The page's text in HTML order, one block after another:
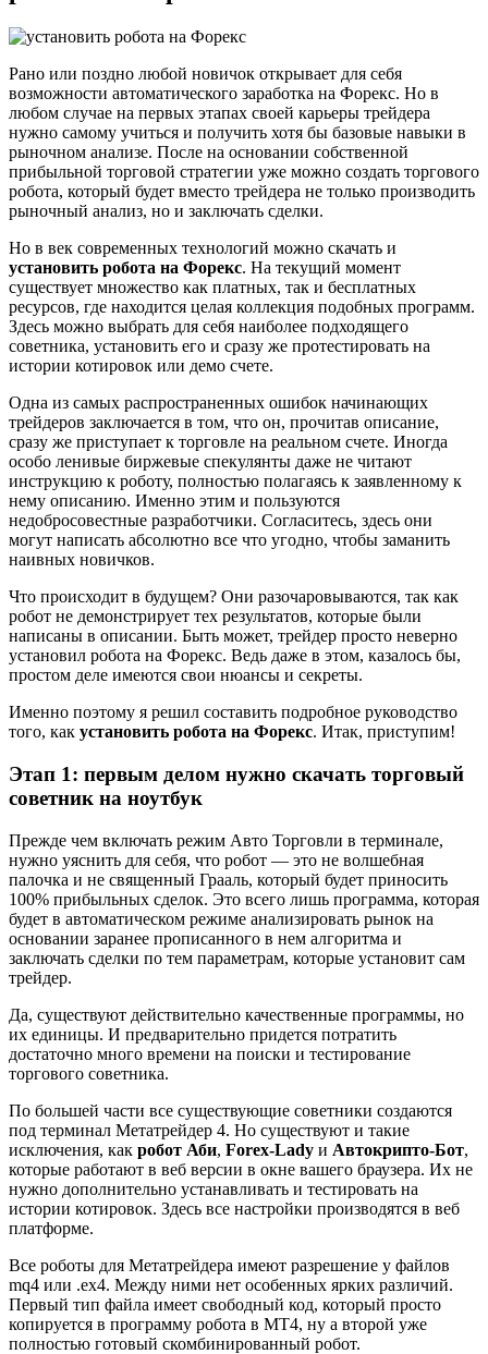
Рано или поздно любой новичок открывает для себя
возможности автоматического заработка на Форекс. Но в
любом случае на первых этапах своей карьеры трейдера
нужно самому учиться и получить хотя бы базовые навыки в
рыночном анализе. После на основании собственной
прибыльной торговой стратегии уже можно создать торгового
робота, который будет вместо трейдера не только производить
рыночный анализ, но и заключать сделки.
Но в век современных технологий можно скачать и
установить робота на Форекс. На текущий момент
существует множество как платных, так и бесплатных
ресурсов, где находится целая коллекция подобных программ.
Здесь можно выбрать для себя наиболее подходящего
советника, установить его и сразу же протестировать на
истории котировок или демо счете.
Одна из самых распространенных ошибок начинающих
трейдеров заключается в том, что он, прочитав описание,
сразу же приступает к торговле на реальном счете. Иногда
особо ленивые биржевые спекулянты даже не читают
инструкцию к роботу, полностью полагаясь к заявленному к
нему описанию. Именно этим и пользуются
недобросовестные разработчики. Согласитесь, здесь они
могут написать абсолютно все что угодно, чтобы заманить
наивных новичков.
Что происходит в будущем? Они разочаровываются, так как
робот не демонстрирует тех результатов, которые были
написаны в описании. Быть может, трейдер просто неверно
установил робота на Форекс. Ведь даже в этом, казалось бы,
простом деле имеются свои нюансы и секреты.
Именно поэтому я решил составить подробное руководство
того, как установить робота на Форекс. Итак, приступим!
Этап 1: первым делом нужно скачать торговый
советник на ноутбук
Прежде чем включать режим Авто Торговли в терминале,
нужно уяснить для себя, что робот — это не волшебная
палочка и не священный Грааль, который будет приносить
100% прибыльных сделок. Это всего лишь программа, которая
будет в автоматическом режиме анализировать рынок на
основании заранее прописанного в нем алгоритма и
заключать сделки по тем параметрам, которые установит сам
трейдер.
Да, существуют действительно качественные программы, но
их единицы. И предварительно придется потратить
достаточно много времени на поиски и тестирование
торгового советника.
По большей части все существующие советники создаются
под терминал Метатрейдер 4. Но существуют и такие
исключения, как робот Аби, Forex-Lady и Автокрипто-Бот,
которые работают в веб версии в окне вашего браузера. Их не
нужно дополнительно устанавливать и тестировать на
истории котировок. Здесь все настройки производятся в веб
платформе.
Все роботы для Метатрейдера имеют разрешение у файлов
mq4 или .ex4. Между ними нет особенных ярких различий.
Первый тип файла имеет свободный код, который просто
копируется в программу робота в МТ4, ну а второй уже
полностью готовый скомбинированный робот.